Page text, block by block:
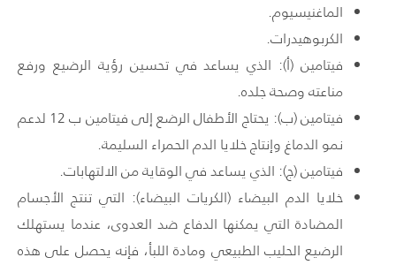
الماغنيسيوم.
الكربوهيدرات.
فيتامين (أ): الذي يساعد في تحسين رؤية الرضيع ورفع
مناعته وصحة جلده.
فيتامين (ب): يحتاج الأطفال الرضع إلى فيتامين ب 12 لدعم
نمو الدماغ وإنتاج خلايا الدم الحمراء السليمة.
فيتامين (ج): الذي يساعد في الوقاية من الالتهابات.
خلايا الدم البيضاء (الكريات البيضاء): التي تنتج الأجسام
المضادة التي يمكنها الدفاع ضد العدوى، عندما يستهلك
الرضيع الحليب الطبيعي ومادة اللبأ، فإنه يحصل على هذه